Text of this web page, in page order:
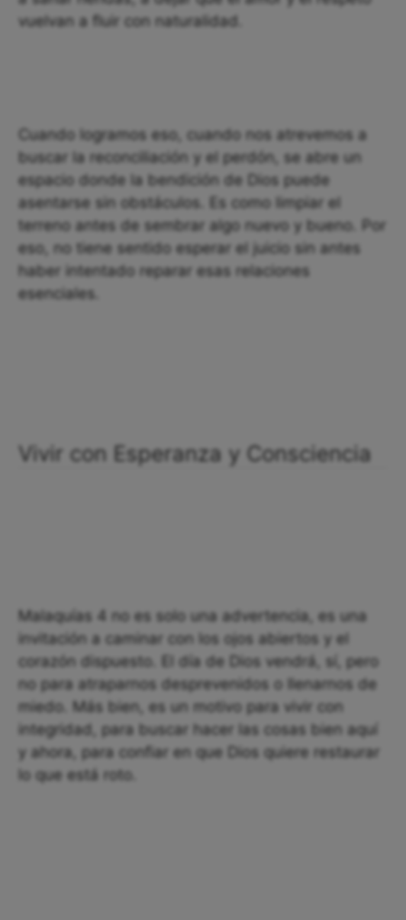
vuelvan a fluir con naturalidad.
Cuando logramos eso, cuando nos atrevemos a
buscar la reconciliación y el perdón, se abre un
espacio donde la bendición de Dios puede
asentarse sin obstáculos. Es como limpiar el
terreno antes de sembrar algo nuevo y bueno. Por
eso, no tiene sentido esperar el juicio sin antes
haber intentado reparar esas relaciones
esenciales.
Vivir con Esperanza y Consciencia
Malaquías 4 no es solo una advertencia, es una
invitación a caminar con los ojos abiertos y el
corazón dispuesto. El día de Dios vendrá, sí, pero
no para atraparnos desprevenidos o llenarnos de
miedo. Más bien, es un motivo para vivir con
integridad, para buscar hacer las cosas bien aquí
y ahora, para confiar en que Dios quiere restaurar
lo que está roto.